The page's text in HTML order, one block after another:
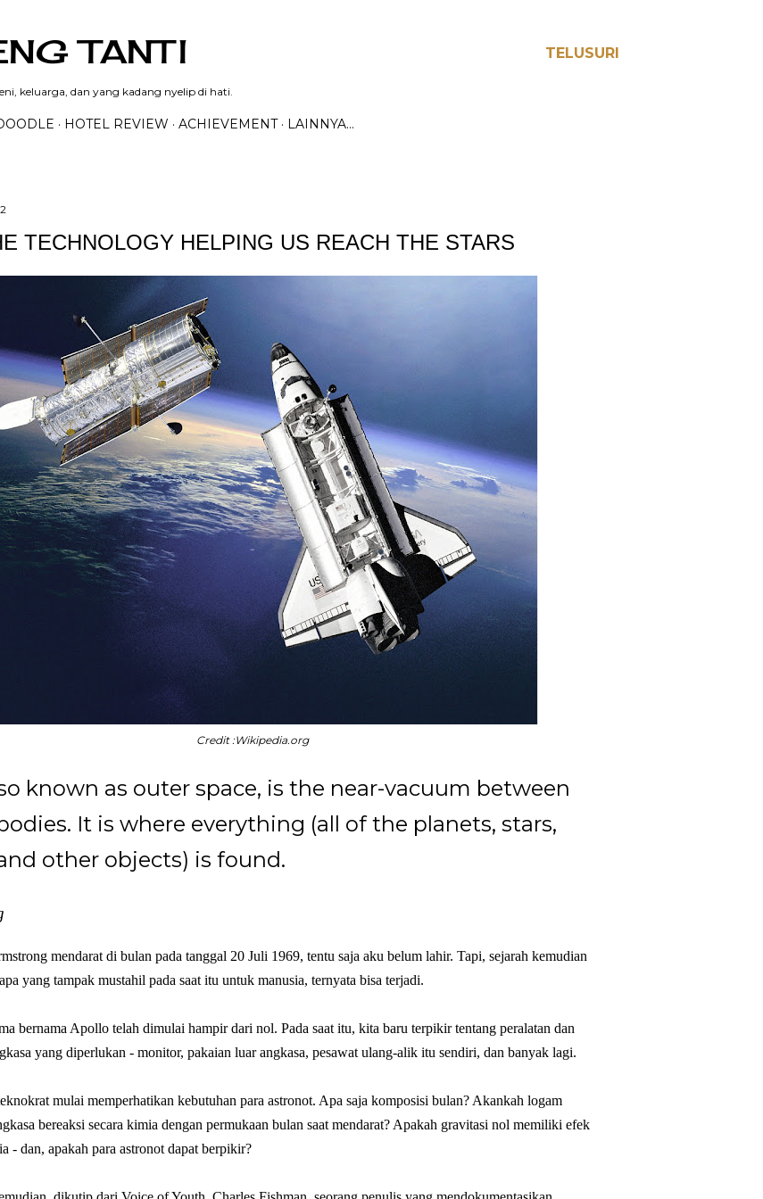
TELUSURI
TANTI
keluarga, dan yang kadang nyelip di hati.
HOTEL REVIEW ACHIEVEMENT LAINNYA…
TECHNOLOGY HELPING US REACH THE STARS
Credit :Wikipedia.org
known as outer space, is the near-vacuum between
It is where everything (all of the planets, stars,
other objects) is found.
mendarat di bulan pada tanggal 20 Juli 1969, tentu saja aku belum lahir. Tapi, sejarah kemudian
yang tampak mustahil pada saat itu untuk manusia, ternyata bisa terjadi.
bernama Apollo telah dimulai hampir dari nol. Pada saat itu, kita baru terpikir tentang peralatan dan
yang diperlukan - monitor, pakaian luar angkasa, pesawat ulang-alik itu sendiri, dan banyak lagi.
mulai memperhatikan kebutuhan para astronot. Apa saja komposisi bulan? Akankah logam
bereaksi secara kimia dengan permukaan bulan saat mendarat? Apakah gravitasi nol memiliki efek
- dan, apakah para astronot dapat berpikir?